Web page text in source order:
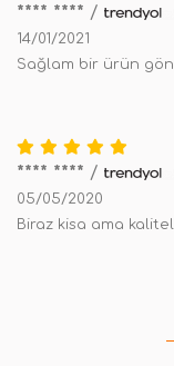
**** **** /
14/01/2021
Sağlam bir ürün
**** **** /
05/05/2020
Biraz kisa ama